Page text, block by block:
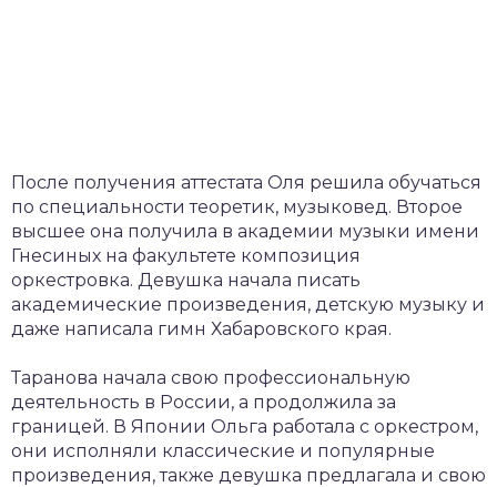
После получения аттестата Оля решила обучаться
по специальности теоретик, музыковед. Второе
высшее она получила в академии музыки имени
Гнесиных на факультете композиция
оркестровка. Девушка начала писать
академические произведения, детскую музыку и
даже написала гимн Хабаровского края.
Таранова начала свою профессиональную
деятельность в России, а продолжила за
границей. В Японии Ольга работала с оркестром,
они исполняли классические и популярные
произведения, также девушка предлагала и свою